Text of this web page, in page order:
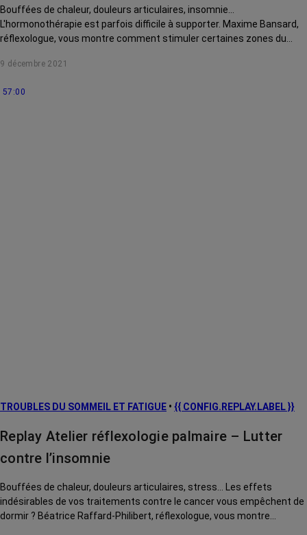
Bouffées de chaleur, douleurs articulaires, insomnie...
L'hormonothérapie est parfois difficile à supporter. Maxime Bansard,
réflexologue, vous montre comment stimuler certaines zones du
9 décembre 2021
57:00
TROUBLES DU SOMMEIL ET FATIGUE • {{ CONFIG.REPLAY.LABEL }}
Replay Atelier réflexologie palmaire – Lutter
contre l’insomnie
Bouffées de chaleur, douleurs articulaires, stress... Les effets
indésirables de vos traitements contre le cancer vous empêchent de
dormir ? Béatrice Raffard-Philibert, réflexologue, vous montre